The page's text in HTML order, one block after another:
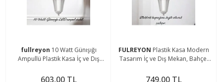
fullreyon 10 Watt Günışığı
Ampullü Plastik Kasa İç ve Dış
Teras, Kamelya Sarkıt
603,00 TL
FULREYON Plastik Kasa Modern
Tasarım İç ve Dış Mekan, Bahçe,
Çalışır Sarkıt
749,00 TL